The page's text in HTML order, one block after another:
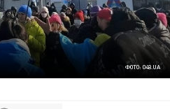
ФОТО: 048.UA